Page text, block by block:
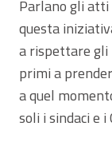
Parlano gli atti
questa
a rispettare gli
primi a
a quel
soli i sindaci e i